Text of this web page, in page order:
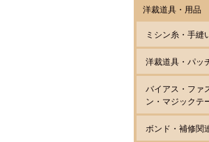
洋裁道具・用品
ミシン糸・手縫
洋裁道具・パッ
バイアス・ファ
ン・マジックテ
ボンド・補修関